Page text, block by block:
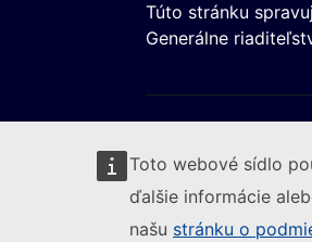
Toto webové sídlo
ďalšie informácie
našu stránku o
Túto stránku
Generálne
Sledujte Európsku